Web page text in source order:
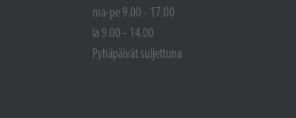
ma-pe 9.00 - 17.00
la 9.00 - 14.00
Pyhäpäivät suljettuna